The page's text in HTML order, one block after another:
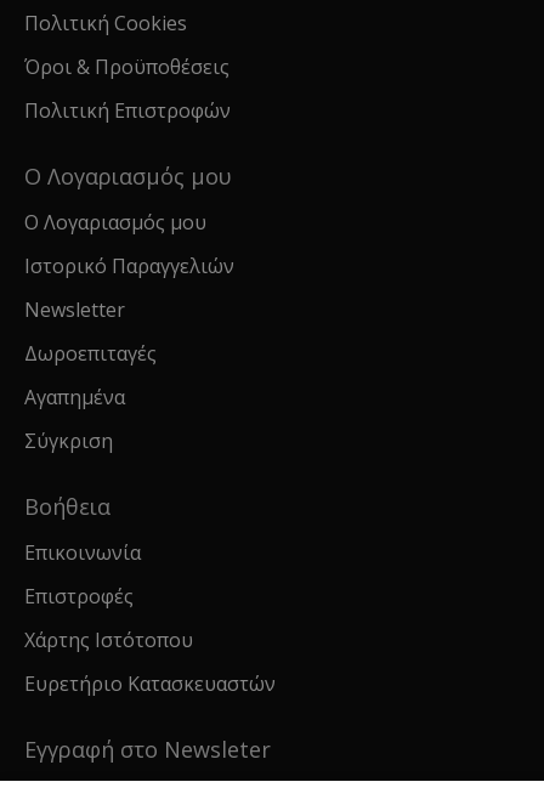
Πολιτική Cookies
Όροι & Προϋποθέσεις
Πολιτική Επιστροφών
Ο Λογαριασμός μου
Ο Λογαριασμός μου
Ιστορικό Παραγγελιών
Newsletter
Δωροεπιταγές
Αγαπημένα
Σύγκριση
Βοήθεια
Επικοινωνία
Επιστροφές
Χάρτης Ιστότοπου
Ευρετήριο Κατασκευαστών
Εγγραφή στο Newsleter